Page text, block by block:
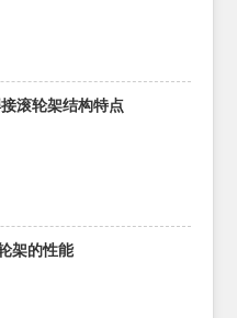
滚轮架结构特点
架的性能